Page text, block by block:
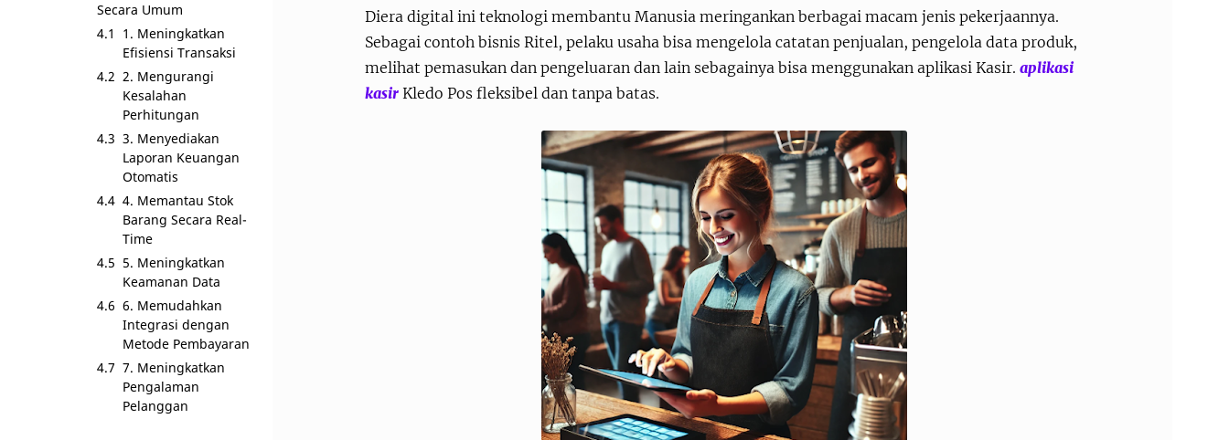
Secara Umum
1. Meningkatkan
Efisiensi Transaksi
2. Mengurangi
Kesalahan
Perhitungan
3. Menyediakan
Laporan Keuangan
Otomatis
4. Memantau Stok
Barang Secara Real-
Time
5. Meningkatkan
Keamanan Data
6. Memudahkan
Integrasi dengan
Metode Pembayaran
7. Meningkatkan
Pengalaman
Pelanggan
Diera digital ini teknologi membantu Manusia meringankan berbagai macam jenis pekerjaannya.
Sebagai contoh bisnis Ritel, pelaku usaha bisa mengelola catatan penjualan, pengelola data produk,
melihat pemasukan dan pengeluaran dan lain sebagainya bisa menggunakan aplikasi Kasir. aplikasi
kasir Kledo Pos fleksibel dan tanpa batas.